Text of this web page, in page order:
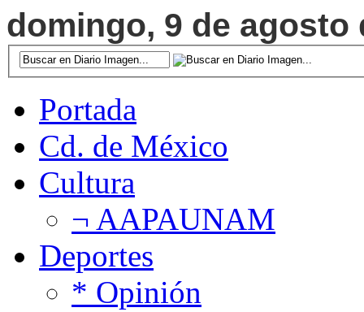
domingo, 9 de agosto
Portada
Cd. de México
Cultura
¬ AAPAUNAM
Deportes
* Opinión